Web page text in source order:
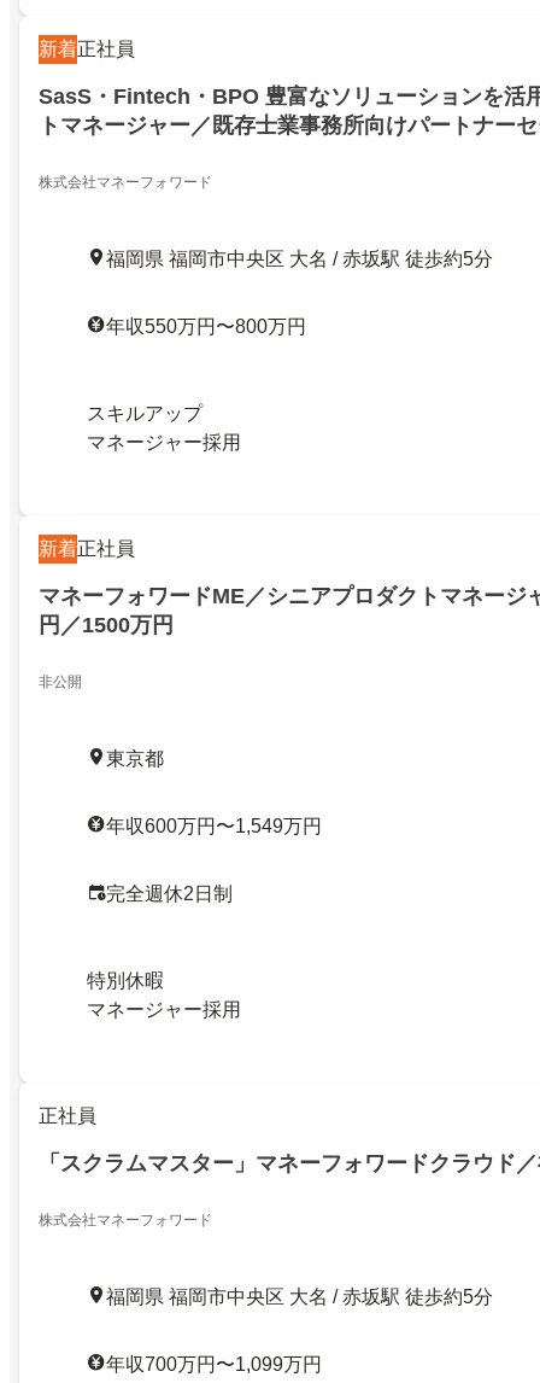
新着正社員
SasS・Fintech・BPO 豊富なソリューションを活
トマネージャー／既存士業事務所向けパートナー
株式会社マネーフォワード
福岡県 福岡市中央区 大名 / 赤坂駅 徒歩約5分
年収550万円〜800万円
スキルアップ
マネージャー採用
新着正社員
マネーフォワードME／シニアプロダクトマネージ
円／1500万円
非公開
東京都
年収600万円〜1,549万円
完全週休2日制
特別休暇
マネージャー採用
正社員
「スクラムマスター」マネーフォワードクラウド
株式会社マネーフォワード
福岡県 福岡市中央区 大名 / 赤坂駅 徒歩約5分
年収700万円〜1,099万円